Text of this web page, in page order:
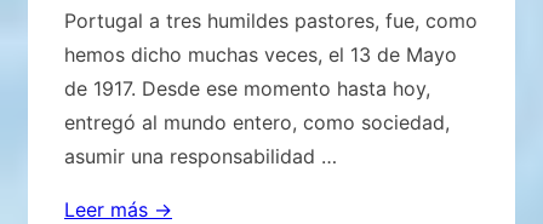
Portugal a tres humildes pastores, fue, como
hemos dicho muchas veces, el 13 de Mayo
de 1917. Desde ese momento hasta hoy,
entregó al mundo entero, como sociedad,
asumir una responsabilidad …
¡Fátima
Leer más →